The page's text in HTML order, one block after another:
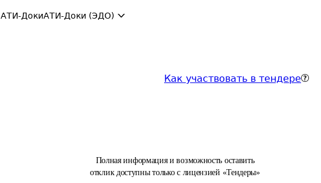
АТИ-ДокиАТИ-Доки (ЭДО)
Как участвовать в тендере
Полная информация и возможность оставить
отклик доступны только с лицензией «Тендеры»